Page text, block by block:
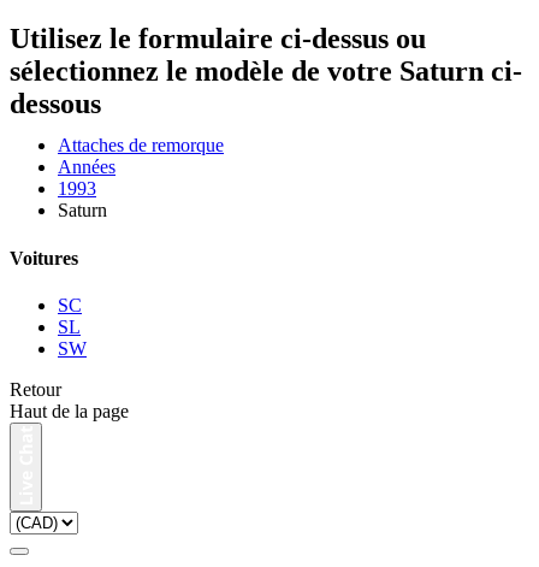
Utilisez le formulaire ci-dessus ou
sélectionnez le modèle de votre Saturn ci-
dessous
Attaches de remorque
Années
1993
Saturn
Voitures
SC
SL
SW
Retour
Haut de la page